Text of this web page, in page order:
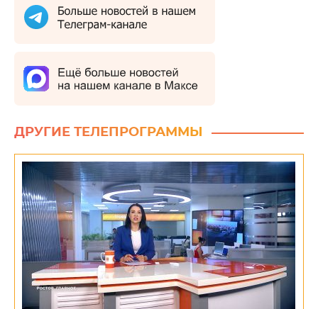
ДРУГИЕ ТЕЛЕПРОГРАММЫ